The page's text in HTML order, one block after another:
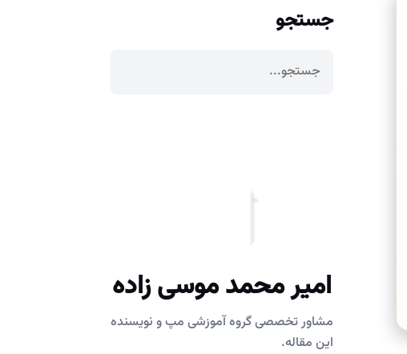
جستجو
امیر محمد موسی زاده
مشاور تخصصی گروه آموزشی مپ و نویسنده
این مقاله.